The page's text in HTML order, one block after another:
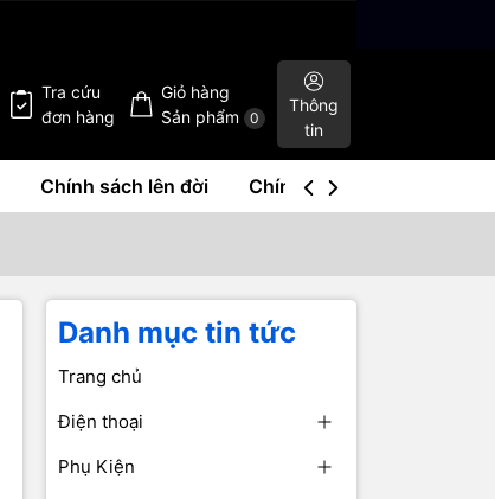
Tra cứu
đơn hàng
Giỏ hàng
Sản phẩm
0
Thông
tin
Chính sách lên đời Chính sách mua lại
Danh mục tin tức
Trang chủ
Điện thoại
Phụ Kiện